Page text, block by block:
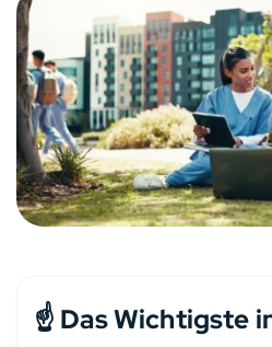
☝️ Das Wichtigste